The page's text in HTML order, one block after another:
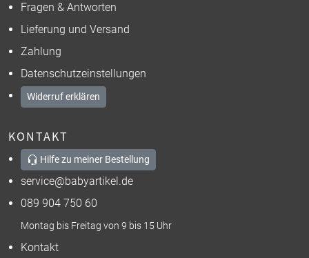
Fragen & Antworten
Lieferung und Versand
Zahlung
Datenschutzeinstellungen
Widerruf erklären
KONTAKT
Hilfe zu meiner Bestellung
service@babyartikel.de
089 904 750 60
Montag bis Freitag von 9 bis 15 Uhr
Kontakt